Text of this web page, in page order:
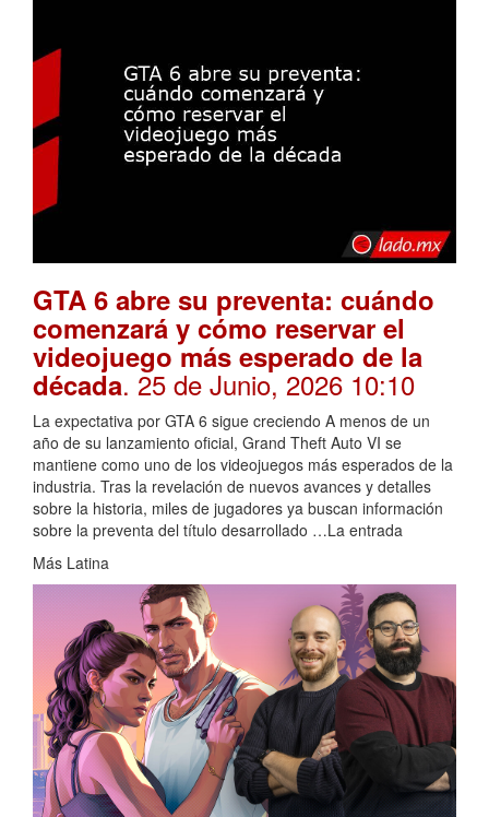
GTA 6 abre su preventa: cuándo
comenzará y cómo reservar el
videojuego más esperado de la
década. 25 de Junio, 2026 10:10
La expectativa por GTA 6 sigue creciendo A menos de un
año de su lanzamiento oficial, Grand Theft Auto VI se
mantiene como uno de los videojuegos más esperados de la
industria. Tras la revelación de nuevos avances y detalles
sobre la historia, miles de jugadores ya buscan información
sobre la preventa del título desarrollado …La entrada
Más Latina